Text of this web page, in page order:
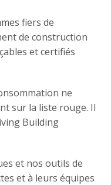
fiers de
de construction
et certifiés
ne
sur la liste rouge. Il
Building
et nos outils de
et à leurs équipes